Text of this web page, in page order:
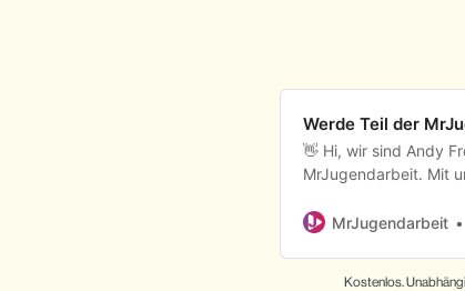
Werde Teil der
👋 Hi, wir sind Andy
MrJugendarbeit. Mit
Lebenswelt einführen
MrJugendarbeit
Kostenlos.